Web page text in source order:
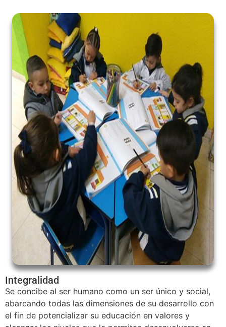
Integralidad
Se concibe al ser humano como un ser único y social,
abarcando todas las dimensiones de su desarrollo con
el fin de potencializar su educación en valores y